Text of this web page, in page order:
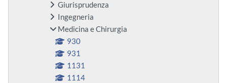
Giurisprudenza
Ingegneria
Medicina e Chirurgia
930
931
1131
1114